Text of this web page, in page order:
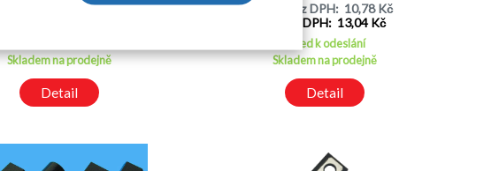
bez DPH: 16,51 Kč
Skladem na prodejně
Detail
Cena bez DPH: 10,78 Kč
Cena s DPH: 13,04 Kč
Ihned k odeslání
Skladem na prodejně
Detail